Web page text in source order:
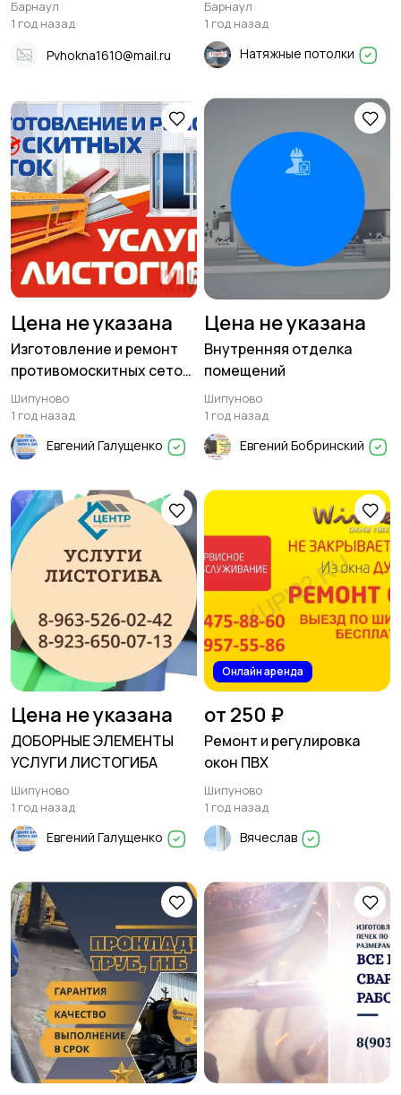
Барнаул
1 год назад
Pvhokna1610@mail.ru
Барнаул
1 год назад
Натяжные потолки
Цена не указана
Изготовление и ремонт
противомоскитных сеток,
услуги листогиба
Шипуново
1 год назад
Евгений Галущенко
Цена не указана
Внутренняя отделка
помещений
Шипуново
1 год назад
Евгений Бобринский
Цена не указана
ДОБОРНЫЕ ЭЛЕМЕНТЫ
УСЛУГИ ЛИСТОГИБА
Шипуново
1 год назад
Евгений Галущенко
Онлайн аренда
от 250 ₽
Ремонт и регулировка
окон ПВХ
Шипуново
1 год назад
Вячеслав